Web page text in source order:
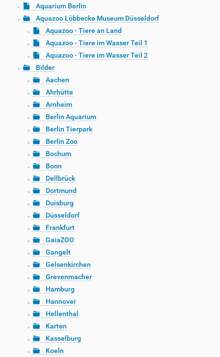
Aquarium Berlin
Aquazoo Löbbecke Museum Düsseldorf
Aquazoo - Tiere an Land
Aquazoo - Tiere im Wasser Teil 1
Aquazoo - Tiere im Wasser Teil 2
Bilder
Aachen
Ahrhütte
Arnheim
Berlin Aquarium
Berlin Tierpark
Berlin Zoo
Bochum
Bonn
Dellbrück
Dortmund
Duisburg
Düsseldorf
Frankfurt
GaiaZOO
Gangelt
Gelsenkirchen
Grevenmacher
Hamburg
Hannover
Hellenthal
Karten
Kasselburg
Koeln